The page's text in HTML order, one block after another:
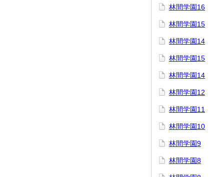
林間学園16
林間学園15
林間学園14
林間学園15
林間学園14
林間学園12
林間学園11
林間学園10
林間学園9
林間学園8